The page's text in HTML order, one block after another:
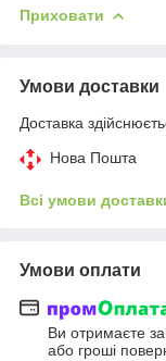
Приховати
Умови доставки
Доставка
Нова Пошта
Всі умови
Умови оплати
Ви отримаєте
або гроші